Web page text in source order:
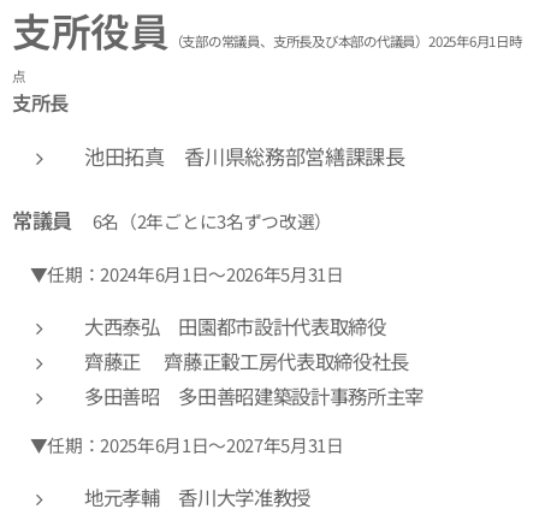
支所役員
（支部の常議員、支所⻑及び本部の代議員）2025年6月1日時
点
支所長
池田拓真 香川県総務部営繕課課長
常議員 6名（2年ごとに3名ずつ改選）
▼任期：2024年6月1日～2026年5月31日
大西泰弘 田園都市設計代表取締役
齊藤正 齊藤正轂工房代表取締役社長
多田善昭 多田善昭建築設計事務所主宰
▼任期：2025年6月1日～2027年5月31日
地元孝輔 香川大学准教授